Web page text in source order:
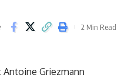
2 Min Read
Antoine Griezmann